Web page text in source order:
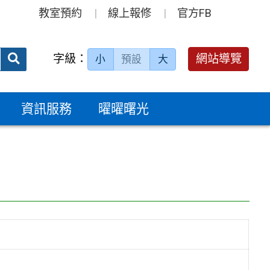
教室預約 線上報修 官方FB
送出 字級： 小 預設 大 網站導覽
資訊服務 曜曜曙光